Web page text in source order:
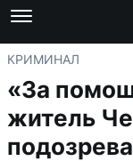
КРИМИНАЛ
«За
житель